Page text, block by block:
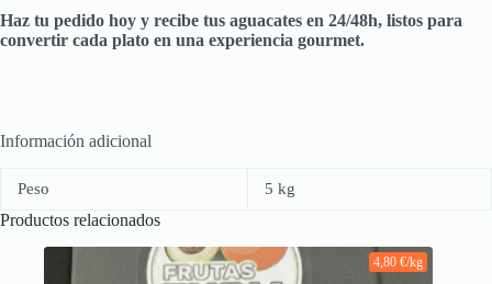
Haz tu pedido hoy y recibe tus aguacates en 24/48h, listos para
convertir cada plato en una experiencia gourmet.
Información adicional
Peso 5 kg
Productos relacionados
4,80 €/kg